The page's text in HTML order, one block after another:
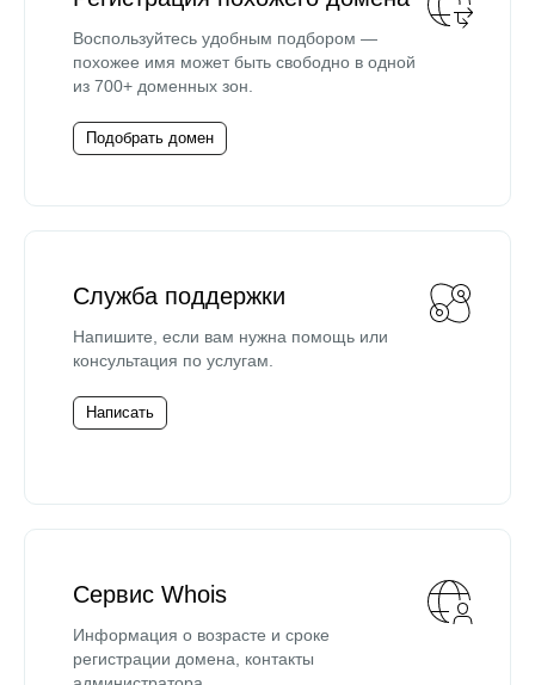
Воспользуйтесь удобным подбором —
похожее имя может быть свободно в одной
из 700+ доменных зон.
Подобрать домен
Служба поддержки
Напишите, если вам нужна помощь или
консультация по услугам.
Написать
Сервис Whois
Информация о возрасте и сроке
регистрации домена, контакты